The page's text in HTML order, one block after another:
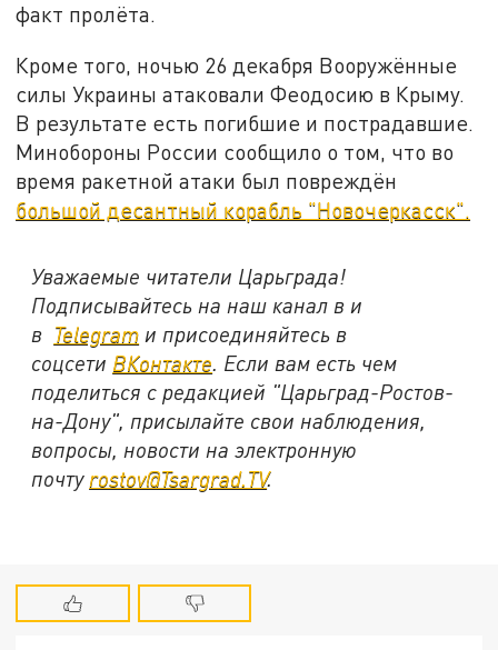
факт пролёта.
Кроме того, ночью 26 декабря Вооружённые
силы Украины атаковали Феодосию в Крыму.
В результате есть погибшие и пострадавшие.
Минобороны России сообщило о том, что во
время ракетной атаки был повреждён
большой десантный корабль "Новочеркасск".
Уважаемые читатели Царьграда!
Подписывайтесь на наш канал в и
в Telegram и присоединяйтесь в
соцсети ВКонтакте . Если вам есть чем
поделиться с редакцией "Царьград-Ростов-
на-Дону", присылайте свои наблюдения,
вопросы, новости на электронную
почту rostov@Tsargrad.ТV.